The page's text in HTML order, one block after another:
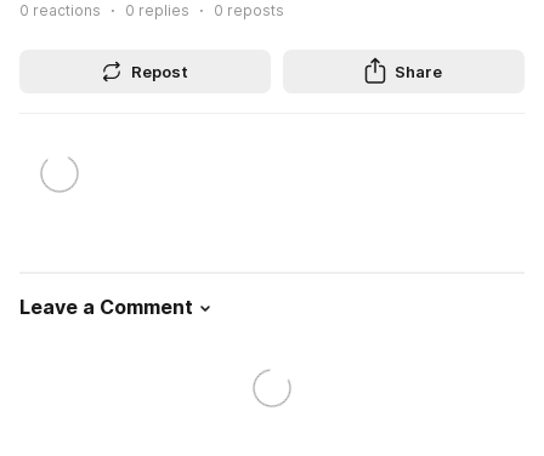
0 reactions 0 replies 0 reposts
Repost Share
Leave a Comment